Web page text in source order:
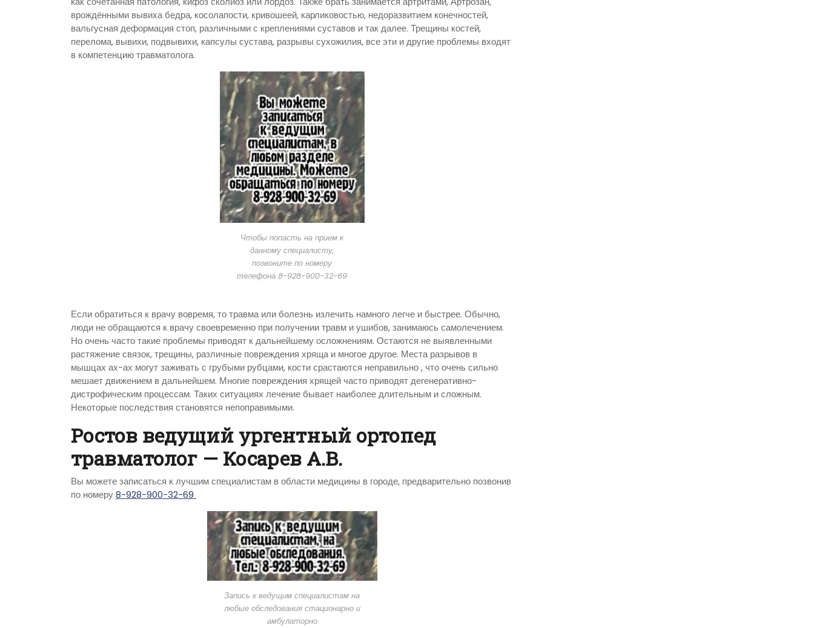
врождёнными вывиха бедра, косолапости, кривошеей, карликовостью, недоразвитием конечностей,
вальгусная деформация стоп, различными с креплениями суставов и так далее. Трещины костей,
перелома, вывихи, подвывихи, капсулы сустава, разрывы сухожилия, все эти и другие проблемы входят
в компетенцию травматолога.
Чтобы попасть на прием к
данному специалисту,
позвоните по номеру
телефона 8-928-900-32-69
Если обратиться к врачу вовремя, то травма или болезнь излечить намного легче и быстрее. Обычно,
люди не обращаются к врачу своевременно при получении травм и ушибов, занимаюсь самолечением.
Но очень часто такие проблемы приводят к дальнейшему осложнениям. Остаются не выявленными
растяжение связок, трещины, различные повреждения хряща и многое другое. Места разрывов в
мышцах ах-ах могут заживать с грубыми рубцами, кости срастаются неправильно , что очень сильно
мешает движением в дальнейшем. Многие повреждения хрящей часто приводят дегенеративно-
дистрофическим процессам. Таких ситуациях лечение бывает наиболее длительным и сложным.
Некоторые последствия становятся непоправимыми.
Ростов ведущий ургентный ортопед
травматолог — Косарев А.В.
Вы можете записаться к лучшим специалистам в области медицины в городе, предварительно позвонив
по номеру8-928-900-32-69
Запись к ведущим специалистам на
любые обследования стационарно и
амбулаторно